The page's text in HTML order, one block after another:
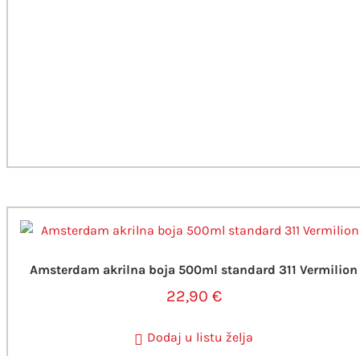
Amsterdam akrilna boja 500ml standard 311 Vermilion
22,90 €
Dodaj u listu želja